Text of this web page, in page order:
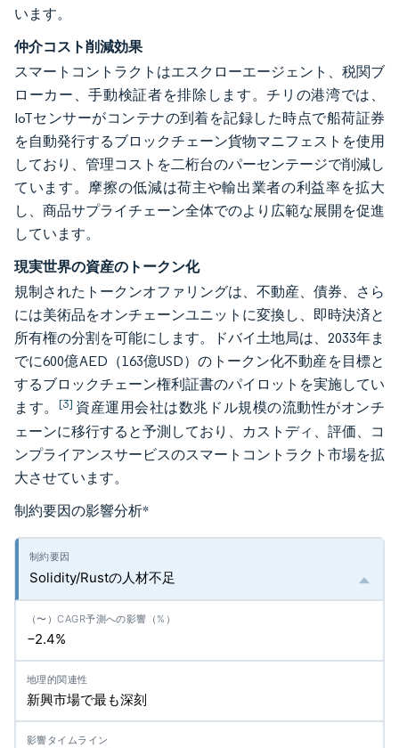
います。
仲介コスト削減効果
スマートコントラクトはエスクローエージェント、税関ブ
ローカー、手動検証者を排除します。チリの港湾では、
IoTセンサーがコンテナの到着を記録した時点で船荷証券
を自動発行するブロックチェーン貨物マニフェストを使用
しており、管理コストを二桁台のパーセンテージで削減し
ています。摩擦の低減は荷主や輸出業者の利益率を拡大
し、商品サプライチェーン全体でのより広範な展開を促進
しています。
現実世界の資産のトークン化
規制されたトークンオファリングは、不動産、債券、さら
には美術品をオンチェーンユニットに変換し、即時決済と
所有権の分割を可能にします。ドバイ土地局は、2033年ま
でに600億AED（163億USD）のトークン化不動産を目標と
するブロックチェーン権利証書のパイロットを実施してい
ます。 [3] 資産運用会社は数兆ドル規模の流動性がオンチ
ェーンに移行すると予測しており、カストディ、評価、コ
ンプライアンスサービスのスマートコントラクト市場を拡
大させています。
制約要因の影響分析*
Solidity/Rustの人材不足
−2.4%
新興市場で最も深刻